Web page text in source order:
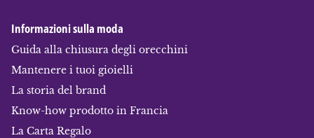
Informazioni sulla moda
Guida alla chiusura degli orecchini
Mantenere i tuoi gioielli
La storia del brand
Know-how prodotto in Francia
La Carta Regalo